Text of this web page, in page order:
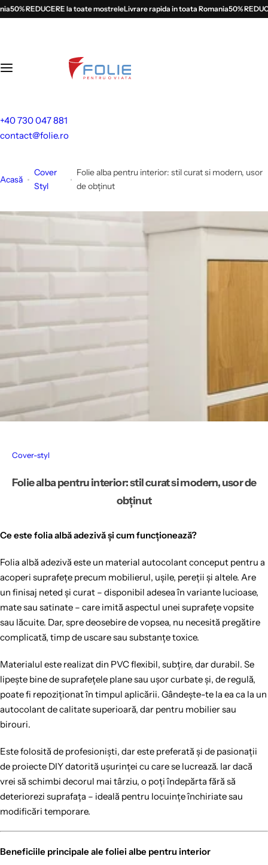
REDUCERE la toate mostreleLivrare rapida in toata Romania50%
+40 730 047 881
contact@folie.ro
Acasă
Cover
Styl
Folie alba pentru interior: stil curat si modern, usor
de obținut
Cover-styl
Folie alba pentru interior: stil curat si modern, usor de
obținut
Ce este folia albă adezivă și cum funcționează?
Folia albă adezivă este un material autocolant conceput pentru a
acoperi suprafețe precum mobilierul, ușile, pereții și altele. Are
un finisaj neted și curat – disponibil adesea în variante lucioase,
mate sau satinate – care imită aspectul unei suprafețe vopsite
sau lăcuite. Dar, spre deosebire de vopsea, nu necesită pregătire
complicată, timp de uscare sau substanțe toxice.
Materialul este realizat din PVC flexibil, subțire, dar durabil. Se
lipește bine de suprafețele plane sau ușor curbate și, de regulă,
poate fi repoziționat în timpul aplicării. Gândește-te la ea ca la un
autocolant de calitate superioară, dar pentru mobilier sau
birouri.
Este folosită de profesioniști, dar este preferată și de pasionații
de proiecte DIY datorită ușurinței cu care se lucrează. Iar dacă
vrei să schimbi decorul mai târziu, o poți îndepărta fără să
deteriorezi suprafața – ideală pentru locuințe închiriate sau
modificări temporare.
Beneficiile principale ale foliei albe pentru interior
S
a
l
ț